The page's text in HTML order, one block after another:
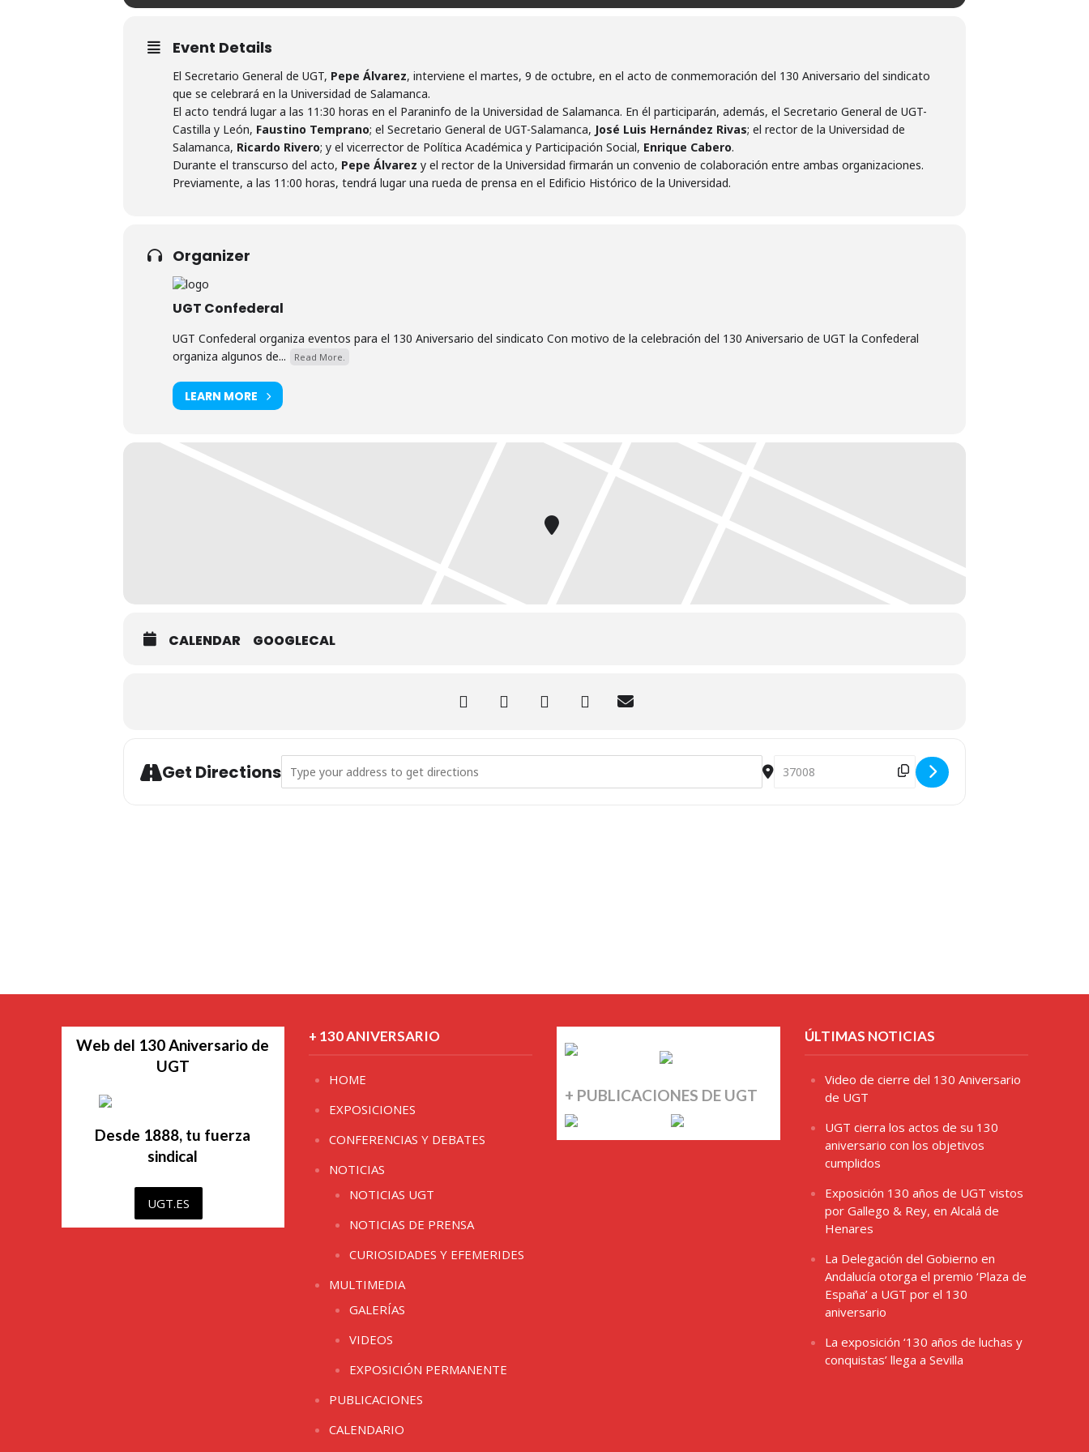
Event Details
El Secretario General de UGT, Pepe Álvarez, interviene el martes, 9 de octubre, en el acto de conmemoración del 130 Aniversario del sindicato
que se celebrará en la Universidad de Salamanca.
El acto tendrá lugar a las 11:30 horas en el Paraninfo de la Universidad de Salamanca. En él participarán, además, el Secretario General de UGT-
Castilla y León, Faustino Temprano; el Secretario General de UGT-Salamanca, José Luis Hernández Rivas; el rector de la Universidad de
Salamanca, Ricardo Rivero; y el vicerrector de Política Académica y Participación Social, Enrique Cabero.
Durante el transcurso del acto, Pepe Álvarez y el rector de la Universidad firmarán un convenio de colaboración entre ambas organizaciones.
Previamente, a las 11:00 horas, tendrá lugar una rueda de prensa en el Edificio Histórico de la Universidad.
Organizer
UGT Confederal
UGT Confederal organiza eventos para el 130 Aniversario del sindicato Con motivo de la celebración del 130 Aniversario de UGT la Confederal
organiza algunos de...
Read More.
LEARN MORE
CALENDAR GOOGLECAL
Get Directions Destination Address - Acto conmemorativo en la
Web del 130 Aniversario de
UGT
Desde 1888, tu fuerza
sindical
UGT.ES
+ 130 ANIVERSARIO
HOME
EXPOSICIONES
CONFERENCIAS Y DEBATES
NOTICIAS
NOTICIAS UGT
NOTICIAS DE PRENSA
CURIOSIDADES Y EFEMERIDES
MULTIMEDIA
GALERÍAS
VIDEOS
EXPOSICIÓN PERMANENTE
PUBLICACIONES
CALENDARIO
+ PUBLICACIONES DE UGT
ÚLTIMAS NOTICIAS
Video de cierre del 130 Aniversario
de UGT
UGT cierra los actos de su 130
aniversario con los objetivos
cumplidos
Exposición 130 años de UGT vistos
por Gallego & Rey, en Alcalá de
Henares
La Delegación del Gobierno en
Andalucía otorga el premio ‘Plaza de
España’ a UGT por el 130
aniversario
La exposición ‘130 años de luchas y
conquistas’ llega a Sevilla